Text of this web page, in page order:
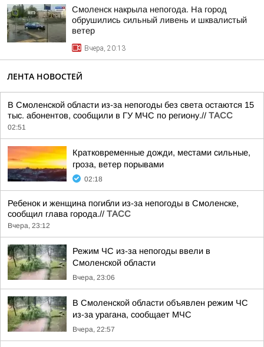
Смоленск накрыла непогода. На город
обрушились сильный ливень и шквалистый
ветер
Вчера, 20:13
ЛЕНТА НОВОСТЕЙ
В Смоленской области из-за непогоды без света остаются 15
тыс. абонентов, сообщили в ГУ МЧС по региону.// ТАСС
02:51
Кратковременные дожди, местами сильные,
гроза, ветер порывами
02:18
Ребенок и женщина погибли из-за непогоды в Смоленске,
сообщил глава города.// ТАСС
Вчера, 23:12
Режим ЧС из-за непогоды ввели в
Смоленской области
Вчера, 23:06
В Смоленской области объявлен режим ЧС
из-за урагана, сообщает МЧС
Вчера, 22:57